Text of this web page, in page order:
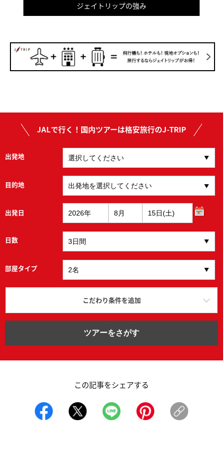
ジェイトリップの強み
JALで行く！国内ツアーは格安旅行のJ-TRIP
出発地
目的地
出発日
日数
部屋タイプ
こだわり条件を追加
ツアーをさがす
この記事をシェアする